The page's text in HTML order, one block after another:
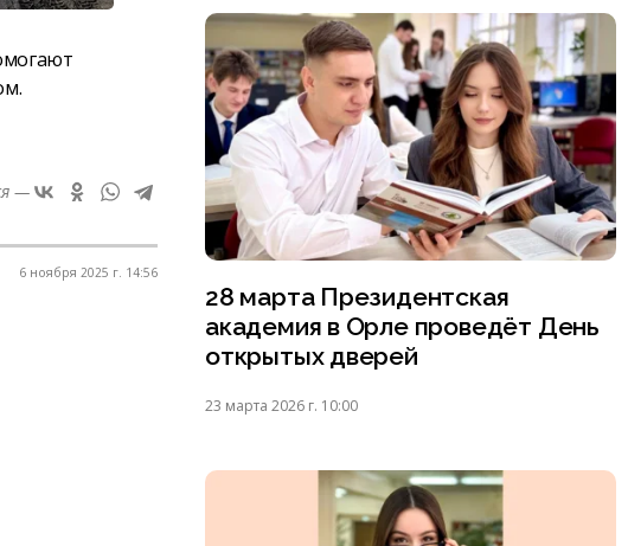
—
6 ноября 2025 г. 14:56
28 марта Президентская
академия в Орле проведёт День
открытых дверей
23 марта 2026 г. 10:00